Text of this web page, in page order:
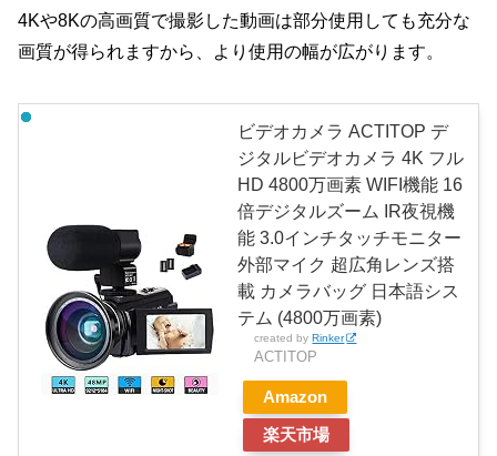
4Kや8Kの高画質で撮影した動画は部分使用しても充分な
画質が得られますから、より使用の幅が広がります。
ビデオカメラ ACTITOP デ
ジタルビデオカメラ 4K フル
HD 4800万画素 WIFI機能 16
倍デジタルズーム IR夜視機
能 3.0インチタッチモニター
外部マイク 超広角レンズ搭
載 カメラバッグ 日本語シス
テム (4800万画素)
created byRinker
ACTITOP
Amazon
楽天市場